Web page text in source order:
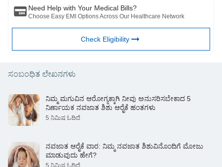
ಒದಗಿಸಲಾದ ಸೇವೆಗಳು.
Need Help with Your Medical Bills?
Choose Easy EMI Options Across Our Healthcare Network
Check Eligibility
ಸಂಬಂಧಿತ ಲೇಖನಗಳು
ನಿಮ್ಮ ಮಗುವಿನ ಆರೋಗ್ಯಕ್ಕಾಗಿ ನೀವು ಅನುಸರಿಸಬೇಕಾದ 5
ನಿರ್ಣಾಯಕ ನವಜಾತ ಶಿಶು ಆರೈಕೆ ಹಂತಗಳು
5 ನಿಮಿಷ ಓದಿದೆ
ನವಜಾತ ಆರೈಕೆ ವಾರ: ನಿಮ್ಮ ನವಜಾತ ಶಿಶುವಿನೊಂದಿಗೆ ಮೋಜು
ಮಾಡುವುದು ಹೇಗೆ?